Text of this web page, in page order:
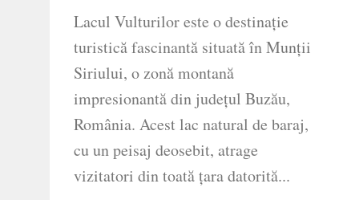
Lacul Vulturilor este o destinație
turistică fascinantă situată în Munții
Siriului, o zonă montană
impresionantă din județul Buzău,
România. Acest lac natural de baraj,
cu un peisaj deosebit, atrage
vizitatori din toată țara datorită...